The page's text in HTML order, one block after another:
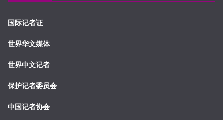
国际记者证
世界华文媒体
世界中文记者
保护记者委员会
中国记者协会